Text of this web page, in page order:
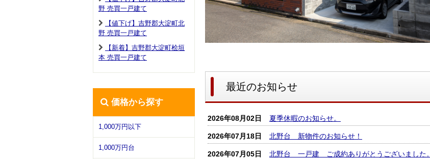
野 売買一戸建て
【値下げ】吉野郡大淀町北
野 売買一戸建て
【新着】吉野郡大淀町桧垣
本 売買一戸建て
価格から探す
1,000万円以下
1,000万円台
最近のお知らせ
2026年08月02日 夏季休暇のお知らせ。
2026年07月18日 北野台 新物件のお知らせ！
2026年07月05日 北野台 一戸建 ご成約ありがとうございました。